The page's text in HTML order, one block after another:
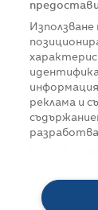
Използване
реклама и